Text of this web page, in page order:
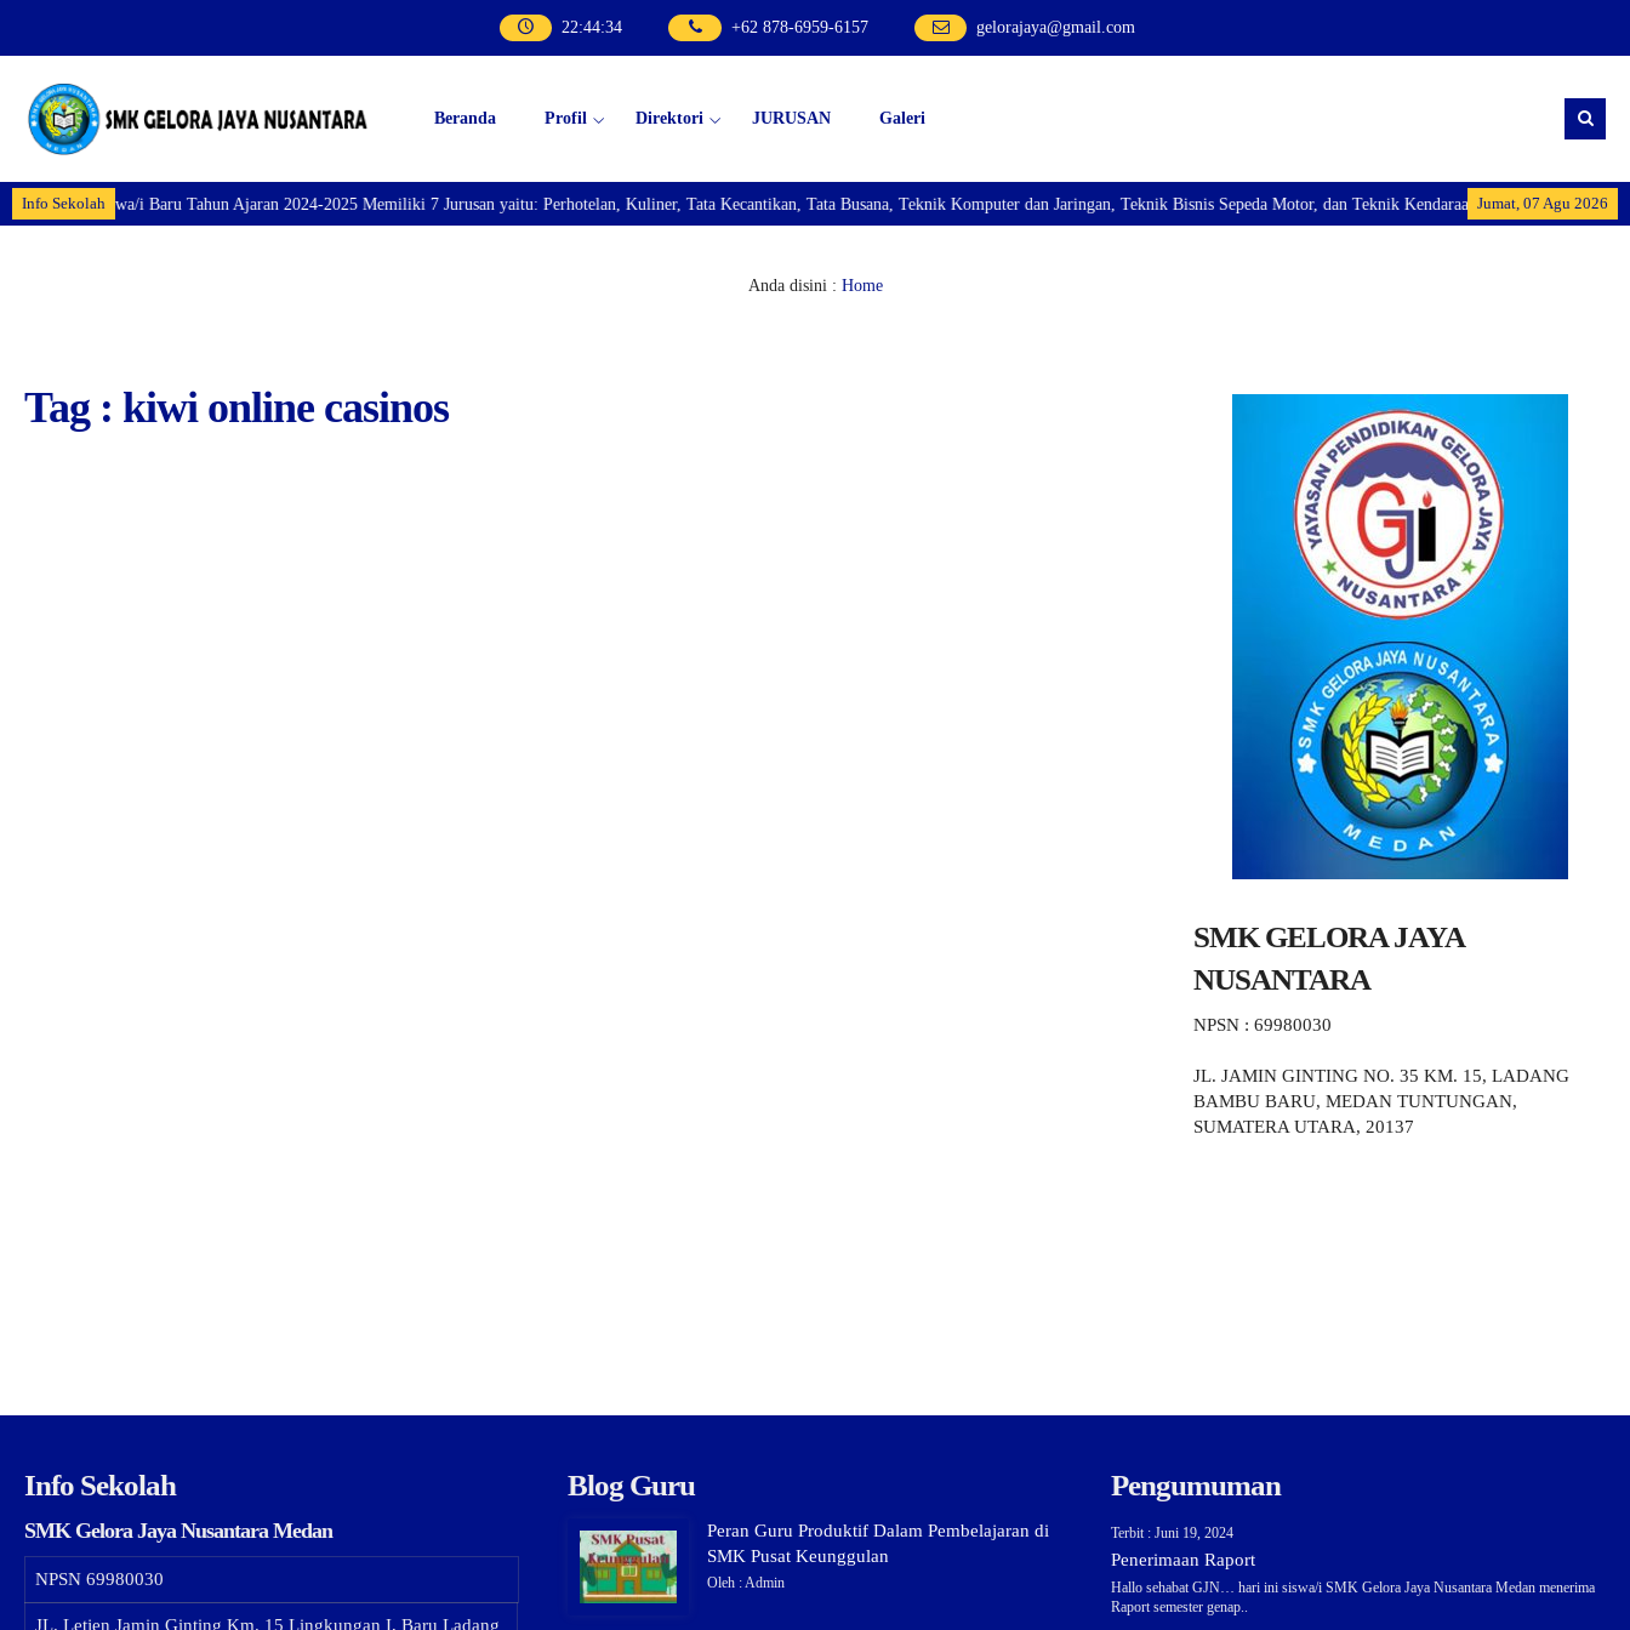
22:44:35 +62 878-6959-6157 gelorajaya@gmail.com
Beranda Profil Direktori JURUSAN Galeri
Info Sekolah Jumat, 07 Agu 2026
Siswa/i Baru Tahun Ajaran 2024-2025 Memiliki 7 Jurusan yaitu: Perhotelan, Kuliner, Tata Kecantikan, Tata Busana, Teknik Komputer dan Jaringan, Teknik Bisnis Sepeda Motor, dan Teknik Kendaraan Ringan Dan membuka
Anda disini : Home
Tag : kiwi online casinos
SMK GELORA JAYA
NUSANTARA
NPSN : 69980030
JL. JAMIN GINTING NO. 35 KM. 15, LADANG
BAMBU BARU, MEDAN TUNTUNGAN,
SUMATERA UTARA, 20137
Info Sekolah
SMK Gelora Jaya Nusantara Medan
NPSN 69980030
JL. Letjen Jamin Ginting Km. 15 Lingkungan I, Baru Ladang
Blog Guru
Peran Guru Produktif Dalam Pembelajaran di
SMK Pusat Keunggulan
Oleh : Admin
Pengumuman
Terbit : Juni 19, 2024
Penerimaan Raport
Hallo sehabat GJN… hari ini siswa/i SMK Gelora Jaya Nusantara Medan menerima
Raport semester genap..